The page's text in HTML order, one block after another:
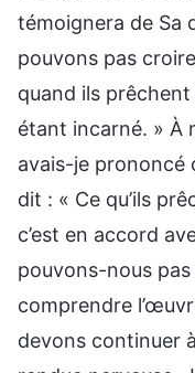
témoignera de Sa
pouvons pas
quand ils
étant incarné. » À
avais-je prononcé
dit : « Ce qu’ils
c’est en accord
pouvons-nous
comprendre
devons continuer